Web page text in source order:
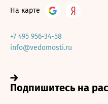
На карте
+7 495 956-34-58
info@vedomosti.ru